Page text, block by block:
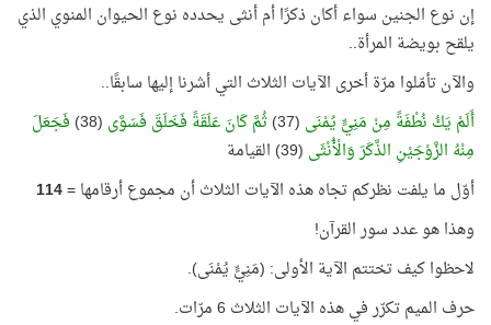
إن نوع الجنين سواء أكان ذكرًا أم أنثى يحدده نوع الحيوان المنوي الذي
يلقح بويضة المرأة..
والآن تأمّلوا مرّة أخرى الآيات الثلاث التي أشرنا إليها سابقًا..
أَلَمْ يَكُ نُطْفَةً مِنْ مَنِيٍّ يُمْنَى (37) ثُمَّ كَانَ عَلَقَةً فَخَلَقَ فَسَوَّى (38)
فَجَعَلَ
مِنْهُ الزَّوْجَيْنِ الذَّكَرَ وَالْأُنْثَى (39) القيامة
أوّل ما يلفت نظركم تجاه هذه الآيات الثلاث أن مجموع أرقامها =114
وهذا هو عدد سور القرآن!
لاحظوا كيف تختتم الآية الأولى: (مَنِيٍّ يُمْنَى).
حرف الميم تكرّر في هذه الآيات الثلاث 6 مرّات.